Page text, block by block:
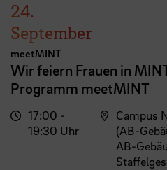
24.
September
meetMINT
Wir feiern Frauen in
Programm meetMINT
17:00 -
19:30 Uhr
Campus
(AB-
AB-